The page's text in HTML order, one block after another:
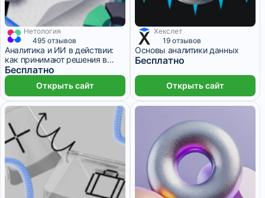
1 месяц
Нетология
495 отзывов
Аналитика и ИИ в действии:
как принимают решения в
реальном бизнесе
Бесплатно
Открыть сайт
1 месяц
Хекслет
19 отзывов
Основы аналитики данных
Бесплатно
Открыть сайт